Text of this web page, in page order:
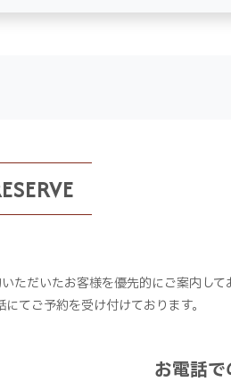
ただいたお客様を優先的にご案内して
てご予約を受け付けております。
お電話